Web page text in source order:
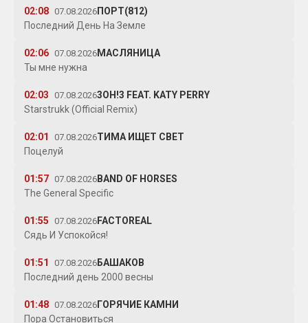
02:08 07.08.2026 ПОРТ(812)
Последний День На Земле
02:06 07.08.2026 МАСЛЯНИЦА
Ты мне нужна
02:03 07.08.20263OH!3 FEAT. KATY PERRY
Starstrukk (Official Remix)
02:01 07.08.2026ТИМА ИЩЕТ СВЕТ
Поцелуй
01:57 07.08.2026 BAND OF HORSES
The General Specific
01:55 07.08.2026 FACTOREAL
Сядь И Успокойся!
01:51 07.08.2026 БАШАКОВ
Последний день 2000 весны
01:48 07.08.2026 ГОРЯЧИЕ КАМНИ
Пора Остановиться